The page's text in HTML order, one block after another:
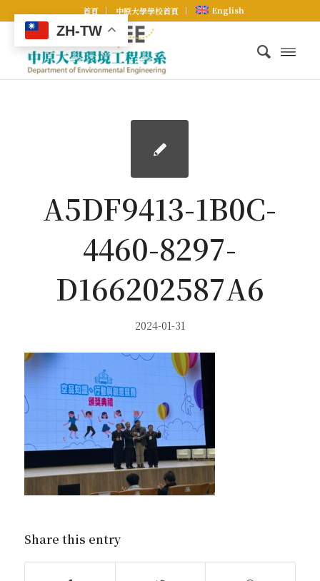
首頁 中原大學學校首頁 English
A5DF9413-1B0C-
4460-8297-
D166202587A6
2024-01-31
Share this entry
ZH-TW